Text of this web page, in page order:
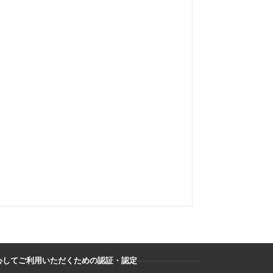
してご利用いただくための認証・認定